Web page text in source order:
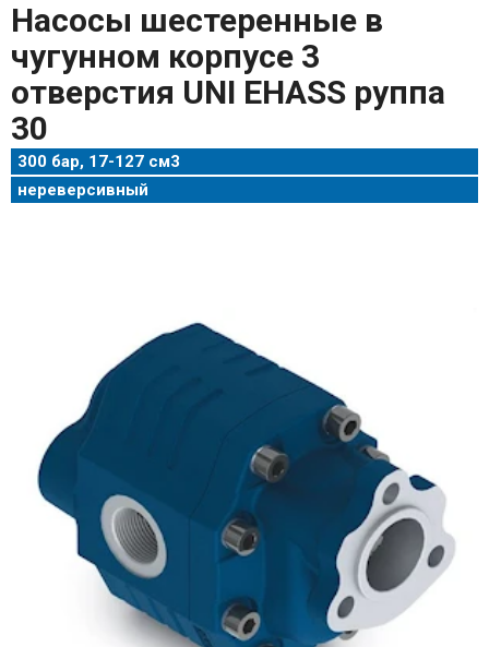
Насосы шестеренные в
чугунном корпусе 3
отверстия UNI EHASS руппа
30
300 бар, 17-127 см3
нереверсивный